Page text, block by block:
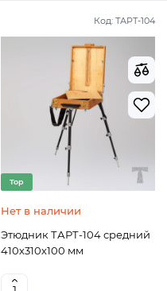
Код: ТАРТ-104
Top
Нет в наличии
Этюдник ТАРТ-104 средний
410х310х100 мм